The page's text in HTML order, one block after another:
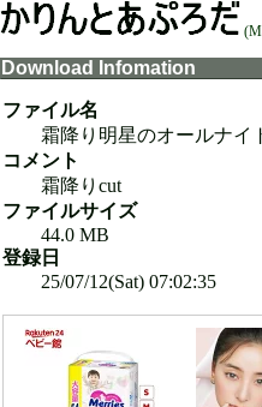
Download Infomation
ファイル名
霜降り明星のオールナイト
コメント
霜降りcut
ファイルサイズ
44.0 MB
登録日
25/07/12(Sat) 07:02:35